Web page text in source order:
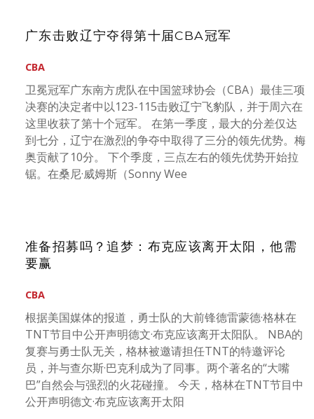
广东击败辽宁夺得第十届CBA冠军
CBA
卫冕冠军广东南方虎队在中国篮球协会（CBA）最佳三项
决赛的决定者中以123-115击败辽宁飞豹队，并于周六在
这里收获了第十个冠军。 在第一季度，最大的分差仅达
到七分，辽宁在激烈的争夺中取得了三分的领先优势。梅
奥贡献了10分。 下个季度，三点左右的领先优势开始拉
锯。在桑尼·威姆斯（Sonny Wee
准备招募吗？追梦：布克应该离开太阳，他需
要赢
CBA
根据美国媒体的报道，勇士队的大前锋德雷蒙德·格林在
TNT节目中公开声明德文·布克应该离开太阳队。 NBA的
复赛与勇士队无关，格林被邀请担任TNT的特邀评论
员，并与查尔斯·巴克利成为了同事。两个著名的“大嘴
巴”自然会与强烈的火花碰撞。 今天，格林在TNT节目中
公开声明德文·布克应该离开太阳